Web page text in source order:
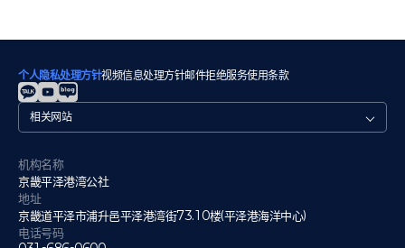
个人隐私处理方针视频信息处理方针邮件拒绝服务使用条款
관
련
이
트
机构名称
京畿平泽港湾公社
地址
京畿道平泽市浦升邑平泽港湾街73.10楼(平泽港海洋中心)
电话号码